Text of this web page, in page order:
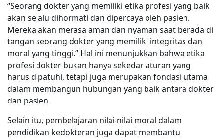
“Seorang dokter yang memiliki etika profesi yang baik
akan selalu dihormati dan dipercaya oleh pasien.
Mereka akan merasa aman dan nyaman saat berada di
tangan seorang dokter yang memiliki integritas dan
moral yang tinggi.” Hal ini menunjukkan bahwa etika
profesi dokter bukan hanya sekedar aturan yang
harus dipatuhi, tetapi juga merupakan fondasi utama
dalam membangun hubungan yang baik antara dokter
dan pasien.
Selain itu, pembelajaran nilai-nilai moral dalam
pendidikan kedokteran juga dapat membantu